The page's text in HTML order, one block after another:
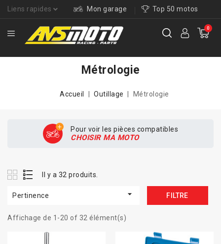
Liens rapides Mon garage Top 50 motos
0
Métrologie
Accueil Outillage Métrologie
Pour voir les pièces compatibles
CHOISIR MA MOTO
Il y a 32 produits.
Pertinence  FILTRE
Affichage de 1-20 of 32 élément(s)